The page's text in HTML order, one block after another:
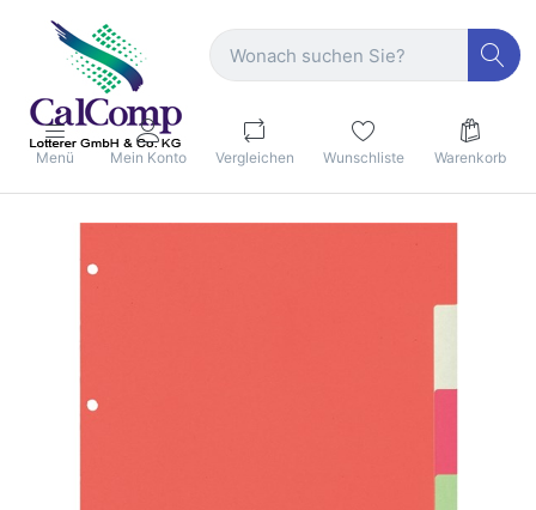
Menü Mein Konto Vergleichen Wunschliste Warenkorb